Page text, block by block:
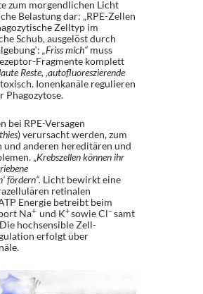
zum morgendlichen Licht
Belastung dar: „RPE-Zellen
Zelltyp im
Schub, ausgelöst durch
„Friss mich“ muss
Fragmente komplett
Reste, ‚autofluoreszierende
Ionenkanäle regulieren
Phagozytose.
bei RPE-Versagen
) verursacht werden, zum
anderen hereditären und
„Krebszellen können ihr
fördern“. Licht bewirkt eine
retinalen
Energie betreibt beim
Na+ und K+sowie Cl–samt
hochsensible Zell-
erfolgt über